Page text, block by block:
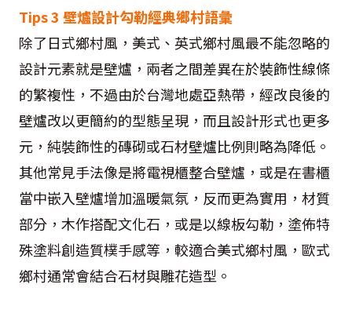
Tips 3 壁爐設計勾勒經典鄉村語彙
除了日式鄉村風，美式、英式鄉村風最不能忽略的
設計元素就是壁爐，兩者之間差異在於裝飾性線條
的繁複性，不過由於台灣地處亞熱帶，經改良後的
壁爐改以更簡約的型態呈現，而且設計形式也更多
元，純裝飾性的磚砌或石材壁爐比例則略為降低。
其他常見手法像是將電視櫃整合壁爐，或是在書櫃
當中嵌入壁爐增加溫暖氣氛，反而更為實用，材質
部分，木作搭配文化石，或是以線板勾勒，塗佈特
殊塗料創造質樸手感等，較適合美式鄉村風，歐式
鄉村通常會結合石材與雕花造型。